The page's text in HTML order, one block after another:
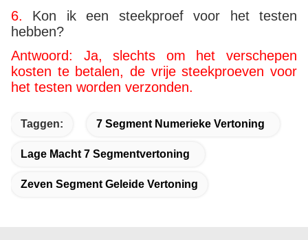
6. Kon ik een steekproef voor het testen
hebben?
Antwoord: Ja, slechts om het verschepen
kosten te betalen, de vrije steekproeven voor
het testen worden verzonden.
Taggen: 7 Segment Numerieke Vertoning
Lage Macht 7 Segmentvertoning
Zeven Segment Geleide Vertoning